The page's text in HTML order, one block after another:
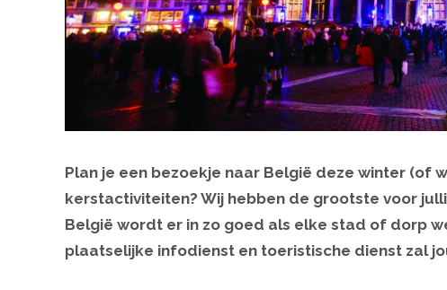
Plan je een bezoekje naar België deze winter (of
kerstactiviteiten? Wij hebben de grootste voor
België wordt er in zo goed als elke stad of dorp
plaatselijke infodienst en toeristische dienst zal